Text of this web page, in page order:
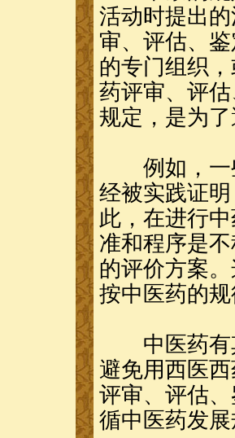
活动时提出
审、评估、
的专门组织
药评审、评
规定，是为
例如，一些
经被实践证
此，在进行
准和程序是
的评价方案
按中医药的
中医药有其
避免用西医
评审、评估
循中医药发